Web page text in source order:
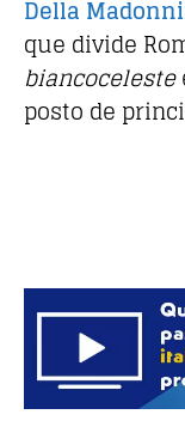
Della
que divide
biancoceleste
posto de